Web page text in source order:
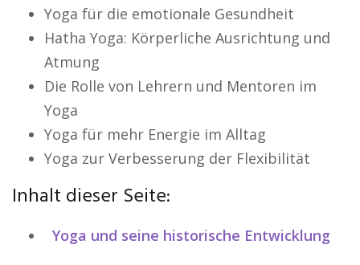
Yoga für die emotionale Gesundheit
Hatha Yoga: Körperliche Ausrichtung und
Atmung
Die Rolle von Lehrern und Mentoren im
Yoga
Yoga für mehr Energie im Alltag
Yoga zur Verbesserung der Flexibilität
Inhalt dieser Seite:
Yoga und seine historische Entwicklung